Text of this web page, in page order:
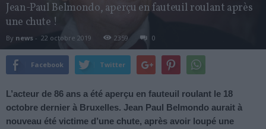
Jean-Paul Belmondo, aperçu en fauteuil roulant après
une chute !
By news - 22 octobre 2019 2359 0
Facebook Twitter
L’acteur de 86 ans a été aperçu en fauteuil roulant le 18
octobre dernier à Bruxelles. Jean Paul Belmondo aurait à
nouveau été victime d’une chute, après avoir loupé une